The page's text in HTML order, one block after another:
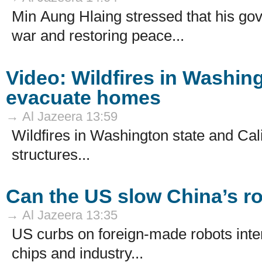
Min Aung Hlaing stressed that his
war and restoring peace...
Video: Wildfires in
evacuate homes
→ Al Jazeera 13:59
Wildfires in Washington state and
structures...
Can the US slow China’s
→ Al Jazeera 13:35
US curbs on foreign-made robots
chips and industry...